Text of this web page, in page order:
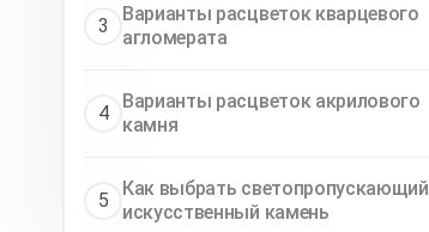
3
Варианты расцветок кварцевого
агломерата
4
Варианты расцветок акрилового
камня
5
Как выбрать светопропускающий
искусственный камень